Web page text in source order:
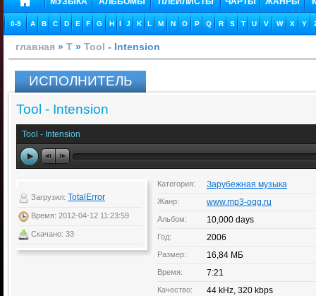
0-9 A B C D E F G H I J K L M N O P Q R S T U V W X Y
главная » T » Tool - Intension
ИСПОЛНИТЕЛЬ
Tool - Intension
Tool - Intension
Загрузил: TotalError
Время: 2012-04-12 11:23:59
Скачано: 33
Категория: Зарубежная музыка
Жанр: www.mp3-ogg.ru
Альбом: 10,000 days
Год: 2006
Размер: 16,84 МБ
Время: 7:21
Качество: 44 kHz, 320 kbps